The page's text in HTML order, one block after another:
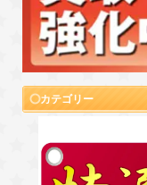
カテゴリー